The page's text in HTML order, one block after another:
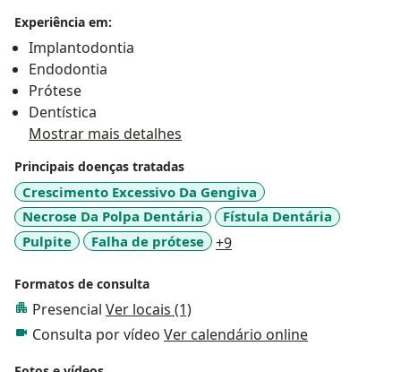
• Tratamentos de canais com instrumentos fraturados
ou com perfurações da parede ou da furca;
• Retratamentos endodônticos, com ou sem remoção
de próteses;
• Atendimentos de emergências de pulpites,
pericementites, abscessos apicais e casos de
traumatismos dentais;
• Cirurgias parendodônticas;
• Clareamento de dentes manchados;
• Preparo de espaço intra-radicular e colocação de
retentores (pinos/núcleos), em fibra de vidro
Especialista em Implantes ósseo integrados - ABO
Cirurgia Avançada - Enxertos Autógenos \ Aloplásticos
Experiência em:
Implantodontia
Endodontia
Prótese
Dentística
Mostrar mais detalhes
Principais doenças tratadas
Crescimento Excessivo Da Gengiva
Necrose Da Polpa Dentária
Fístula Dentária
Pulpite
Falha de prótese +9a11y_sr_more_diseases
Formatos de consulta
Presencial Ver locais (1)
Consulta por vídeo Ver calendário online